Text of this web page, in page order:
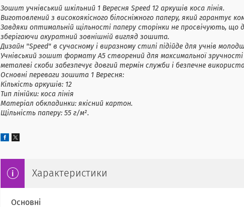
Зошит учнівський шкільний 1 Вересня Speed 12 аркушів коса лінія.
Виготовлений з високоякісного білосніжного паперу, який гарантує
Завдяки оптимальній щільності паперу сторінки не просвічують, що
зберігаючи акуратний зовнішній вигляд зошита.
Дизайн "Speed" в сучасному і виразному стилі підійде для учнів
Учнівський зошит формату А5 створений для максимальної зручності
металеві скоби забезпечує довгий термін служби і безпечне
Основні переваги зошита 1 Вересня:
Кількість аркушів: 12
Тип лінійки: коса лінія
Матеріал обкладинки: якісний картон.
Щільність паперу: 55 г/м².
Характеристики
Основні